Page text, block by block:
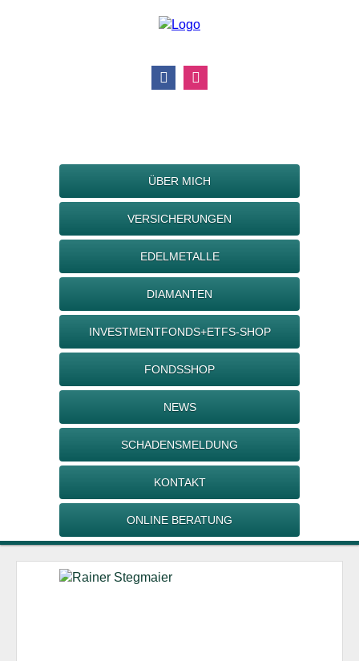
ÜBER MICH
VERSICHERUNGEN
EDELMETALLE
DIAMANTEN
INVESTMENTFONDS+ETFS-SHOP
FONDSSHOP
NEWS
SCHADENSMELDUNG
KONTAKT
ONLINE BERATUNG